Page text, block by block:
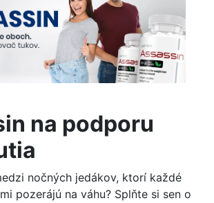
na podporu
nočných jedákov, ktorí každé
pozerájú na váhu? Splňte si sen o